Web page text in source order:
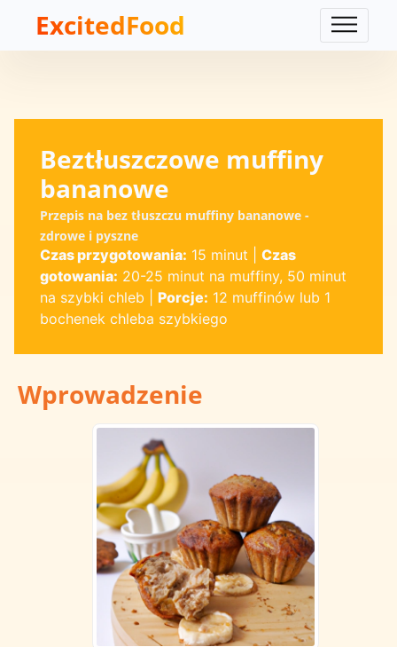
ExcitedFood
Beztłuszczowe muffiny
bananowe
Przepis na bez tłuszczu muffiny bananowe -
zdrowe i pyszne
Czas przygotowania: 15 minut
Czas
gotowania: 20-25 minut na muffiny, 50 minut
na szybki chleb
Porcje: 12 muffinów lub 1
bochenek chleba szybkiego
Wprowadzenie